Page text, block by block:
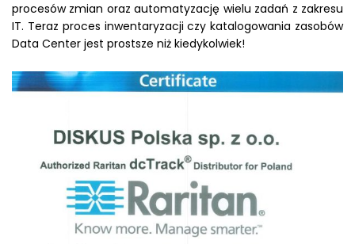
procesów zmian oraz automatyzację wielu zadań z zakresu
IT. Teraz proces inwentaryzacji czy katalogowania zasobów
Data Center jest prostsze niż kiedykolwiek!